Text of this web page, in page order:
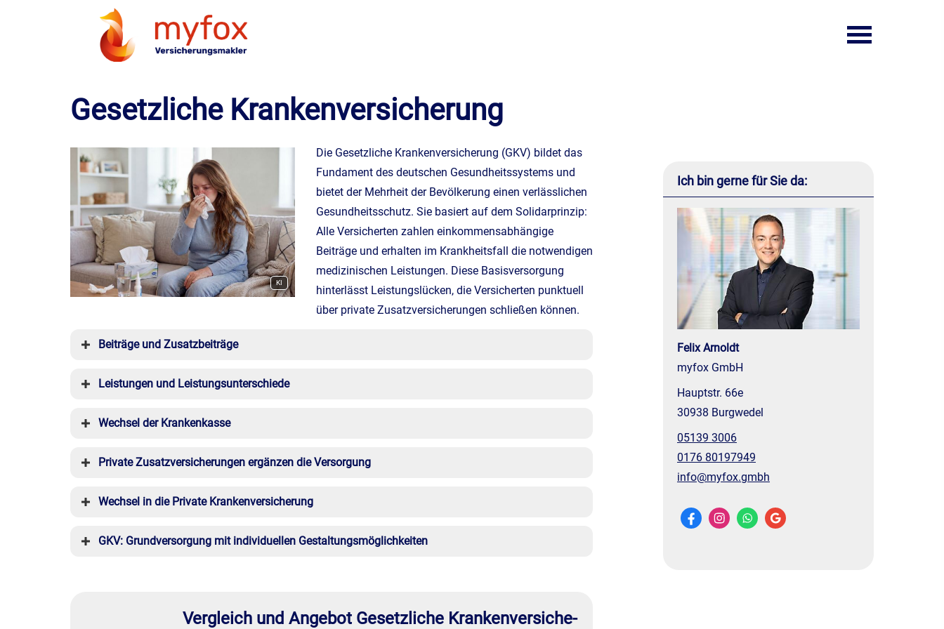
Ich bin gerne für Sie da:
Felix Arnoldt
myfox GmbH
Hauptstr. 66e
30938 Burgwedel
05139 3006
0176 80197949
info@myfox.gmbh
Gesetzliche Kranken­ver­si­che­rung
KI
Die Gesetzliche Kranken­ver­si­che­rung (GKV) bildet das
Fundament des deutschen Gesundheitssystems und
bietet der Mehrheit der Bevölkerung einen verlässlichen
Gesundheitsschutz. Sie basiert auf dem Solidarprinzip:
Alle Versicherten zahlen einkommensabhängige
Beiträge und erhalten im Krankheitsfall die notwendigen
medizinischen Leistungen. Diese Basisversorgung
hinterlässt Leistungslücken, die Versicherten punktuell
über private Zusatzversicherungen schließen können.
Beiträge und Zusatzbeiträge
Leistungen und Leistungsunterschiede
Wechsel der Krankenkasse
Private Zusatzversicherungen ergänzen die Versorgung
Wechsel in die Private Kranken­ver­si­che­rung
GKV: Grundversorgung mit individuellen Gestaltungsmöglichkeiten
Vergleich und Angebot Gesetzliche Kranken­ver­si­che­